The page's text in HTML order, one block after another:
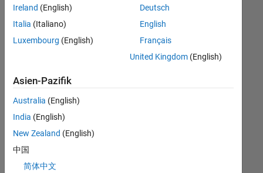
oder
alle
Stellenangebote
anzeigen .
noch
keine
offenen
Stellen
können,
die
Ireland (English)
Italia (Italiano)
Luxembourg (English)
Deutsch
English
Français
United Kingdom(English)
Asien-Pazifik
Australia (English)
India (English)
New Zealand (English)
中国
简体中文